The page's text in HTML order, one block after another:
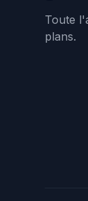
Toute
plans.